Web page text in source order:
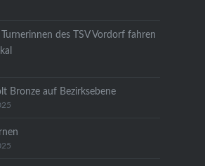
des TSV Vordorf fahren
Bronze auf Bezirksebene